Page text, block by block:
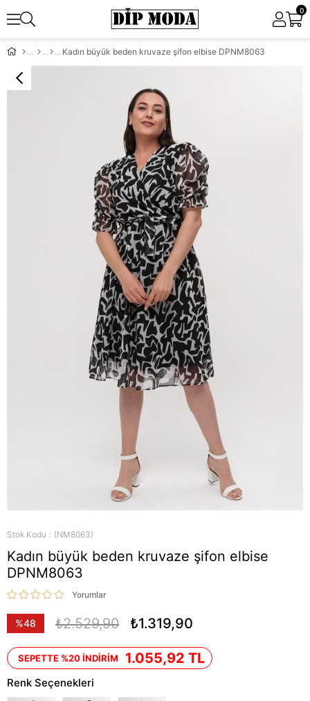
0
Kadın büyük beden kruvaze şifon elbise DPNM8063
Stok Kodu (NM8063)
Kadın büyük beden kruvaze şifon elbise
DPNM8063
Yorumlar
%48
₺2.529,90 ₺1.319,90
SEPETTE %20 İNDİRİM 1.055,92 TL
Renk Seçenekleri